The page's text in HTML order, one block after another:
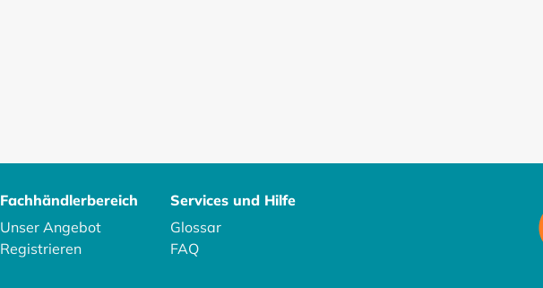
Fachhändlerbereich
Unser Angebot
Registrieren
Services und Hilfe
Glossar
FAQ